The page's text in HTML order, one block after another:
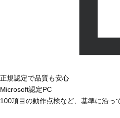
正規認定で品質も安心
Microsoft認定PC
100項目の動作点検など、基準に沿っ